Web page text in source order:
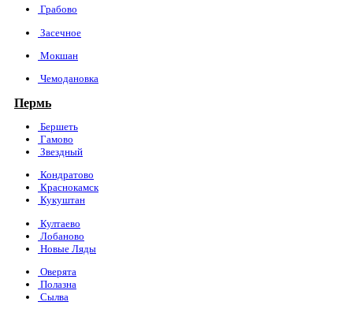
Грабово
Засечное
Мокшан
Чемодановка
Пермь
Бершеть
Гамово
Звездный
Кондратово
Краснокамск
Кукуштан
Култаево
Лобаново
Новые Ляды
Оверята
Полазна
Сылва